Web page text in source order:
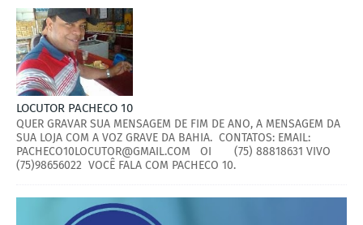
LOCUTOR PACHECO 10
QUER GRAVAR SUA MENSAGEM DE FIM DE ANO, A MENSAGEM DA
SUA LOJA COM A VOZ GRAVE DA BAHIA. CONTATOS: EMAIL:
PACHECO10LOCUTOR@GMAIL.COM OI (75) 88818631 VIVO
(75)98656022 VOCÊ FALA COM PACHECO 10.